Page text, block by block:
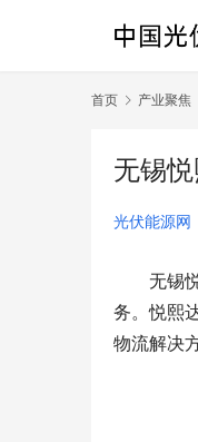
首页 产业聚焦
无锡
光伏能源网
无锡
务。悦熙
物流解决